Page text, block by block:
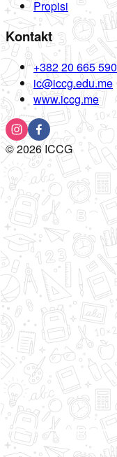
Propisi
Kontakt
+382 20 665 590
ic@iccg.edu.me
www.iccg.me
©2026ICCG